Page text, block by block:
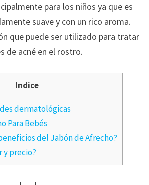
para los niños ya que es
suave y con un rico aroma.
que puede ser utilizado para tratar
de acné en el rostro.
Indice
dermatológicas
Para Bebés
del Jabón de Afrecho?
y precio?